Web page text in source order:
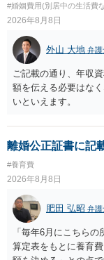
#婚姻費用(別居中の生活費
2026年8月8日
外山 大地 弁護
ご記載の通り、年収
額を伝える必要はな
いといえます。
離婚公正証書に記
#養育費
2026年8月8日
肥田 弘昭 弁護
「毎年6月にこちら
算定表をもとに養育